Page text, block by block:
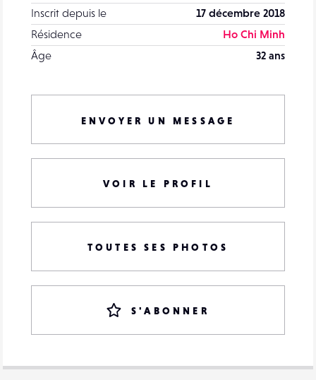
Inscrit depuis le
17 décembre 2018
Résidence
Ho Chi Minh
Âge
32 ans
ENVOYER UN MESSAGE
VOIR LE PROFIL
TOUTES SES PHOTOS
S'ABONNER